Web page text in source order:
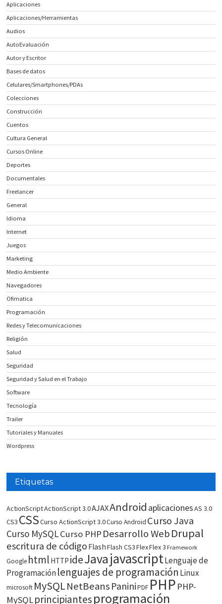
Aplicaciones
Aplicaciones/Herramientas
Audios
AutoEvaluación
Autor y Escritor
Bases de datos
Celulares/Smartphones/PDAs
Colecciones
Construcción
Cuentos
Cultura General
Cursos Online
Deportes
Documentales
Freelancer
General
Idioma
Internet
Juegos
Marketing
Medio Ambiente
Navegadores
Ofimatica
Programación
Redes y Telecomunicaciones
Religión
Salud
Seguridad
Seguridad y Salud en el Trabajo
Software
Tecnología
Trailer
Tutoriales y Manuales
Wordpress
Etiquetas
ActionScriptActionScript 3.0AJAXAndroid aplicacionesAS 3.0
CS3 CSSCurso ActionScript 3.0Curso Android Curso Java
Curso MySQLCurso PHP Desarrollo WebDrupal
escritura de código FlashFlash CS3FlexFlex 3 Framework
Google html HTTP ideJavajavascriptLenguaje de
Programaciónlenguajes de programación Linux
microsoft MySQLNetBeans Panini PDF PHP PHP-
MySQLprincipiantesprogramación